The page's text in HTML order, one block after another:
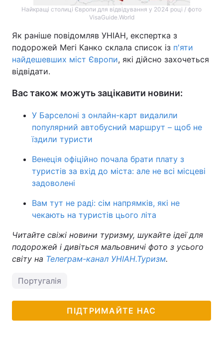
Найкращі столиці Європи для відвідування у 2024 році / фото
VisaGuide.World
Як раніше повідомляв УНІАН, експертка з
подорожей Мегі Канко склала список із п'яти
найдешевших міст Європи, які дійсно захочеться
відвідати.
Вас також можуть зацікавити новини:
У Барселоні з онлайн-карт видалили
популярний автобусний маршрут – щоб не
їздили туристи
Венеція офіційно почала брати плату з
туристів за вхід до міста: але не всі місцеві
задоволені
Вам тут не раді: сім напрямків, які не
чекають на туристів цього літа
Читайте свіжі новини туризму, шукайте ідеї для
подорожей і дивіться мальовничі фото з усього
світу на Телеграм-канал УНІАН.Туризм.
Португалія
ПІДТРИМАЙТЕ НАС